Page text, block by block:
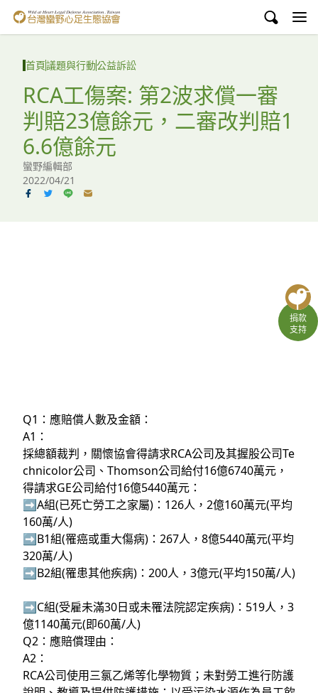
台灣蠻野心足生態協會
環境教育
白海豚媽祖宮
支持蠻野
捐款
支持
首頁議題與行動公益訴訟
RCA工傷案: 第2波求償一審
判賠23億餘元，二審改判賠1
6.6億餘元
蠻野編輯部
2022/04/21
Q1：應賠償人數及金額：
A1：
採總額裁判，關懷協會得請求RCA公司及其握股公司Te
chnicolor公司、Thomson公司給付16億6740萬元，
得請求GE公司給付16億5440萬元：
➡A組(已死亡勞工之家屬)：126人，2億160萬元(平均
160萬/人)
➡B1組(罹癌或重大傷病)：267人，8億5440萬元(平均
320萬/人)
➡B2組(罹患其他疾病)：200人，3億元(平均150萬/人)
➡C組(受雇未滿30日或未罹法院認定疾病)：519人，3
億1140萬元(即60萬/人)
Q2：應賠償理由：
A2：
RCA公司使用三氯乙烯等化學物質；未對勞工進行防護